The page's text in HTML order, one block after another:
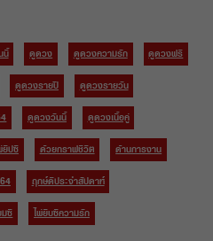
นี้ ดูดวง ดูดวงความรัก
ดูดวงฟรี
ดูดวงรายปี
ดูดวงรายวัน
ดูดวงวันนี้
ดูดวงเนื้อคู่
ปซี ด้วยกราฟชีวิต
ด้านการงาน
ฤกษ์ดีประจำสัปดาห์
มซี ไพ่ยิบซีความรัก